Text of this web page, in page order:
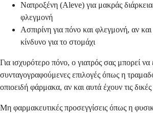
Ναπροξένη (Aleve) για μακράς
φλεγμονή
Ασπιρίνη για πόνο και φλεγμονή, αν
κίνδυνο για το στομάχι
Για ισχυρότερο πόνο, ο γιατρός σας μπορεί να
συνταγογραφούμενες επιλογές όπως η
οπιοειδή φάρμακα, αν και αυτά έχουν τις
Μη φαρμακευτικές προσεγγίσεις όπως η